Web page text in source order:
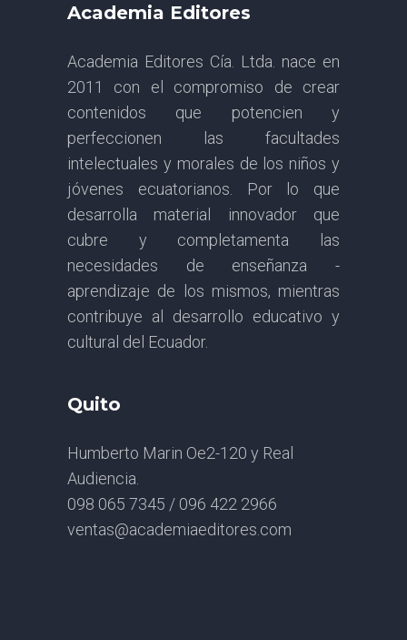
Academia Editores
Academia Editores Cía. Ltda. nace en
2011 con el compromiso de crear
contenidos que potencien y
perfeccionen las facultades
intelectuales y morales de los niños y
jóvenes ecuatorianos. Por lo que
desarrolla material innovador que
cubre y completamenta las
necesidades de enseñanza -
aprendizaje de los mismos, mientras
contribuye al desarrollo educativo y
cultural del Ecuador.
Quito
Humberto Marin Oe2-120 y Real
Audiencia.
098 065 7345 / 096 422 2966
ventas@academiaeditores.com